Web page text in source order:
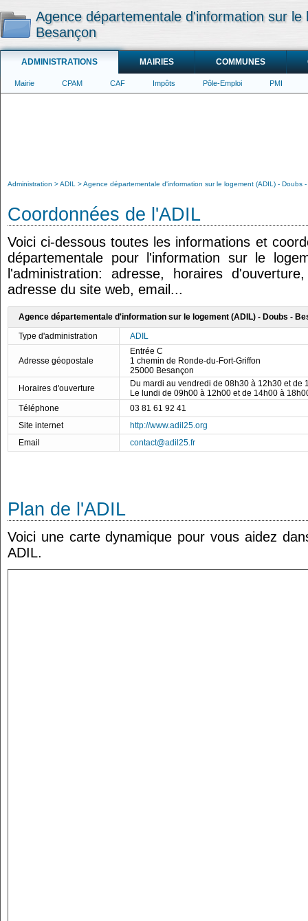
Agence départementale d'information sur
Besançon
ADMINISTRATIONS MAIRIES COMMUNES
Mairie CPAM CAF Impôts Pôle-Emploi PMI
Administration ADIL Agence départementale d'information sur le logement (ADIL) - Doubs
Coordonnées de l'ADIL
Voici ci-dessous toutes les informations et
départementale pour l'information sur le
l'administration: adresse, horaires
adresse du site web, email...
Agence départementale d'information sur le logement (ADIL) - Doubs -
Type d'administration
ADIL
Adresse géopostale
Entrée C
1 chemin de Ronde-du-Fort-Griffon
25000 Besançon
Horaires d'ouverture
Du mardi au vendredi de 08h30 à 12h30 et de
Le lundi de 09h00 à 12h00 et de 14h00 à
Téléphone
03 81 61 92 41
Site internet
http://www.adil25.org
Email
contact@adil25.fr
Plan de l'ADIL
Voici une carte dynamique pour vous aidez
ADIL.